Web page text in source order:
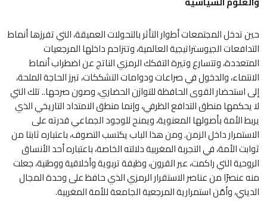
حين تدخل المجتمعات أطوار التأثر بالتحولات العميقة، التي تفرزها أنماط
التدافعات الجيوستراتيجية العالمية، وتتزاحم داخلها المرجعيات
المتعددة، وتتسارع وتيرة التفكك الرمزي الناتج عن اضطراب أنماط
الانتماء، والدخول في صراعات ودوامات التشككات، تبرز الحاجة الملحة،
إلى استحضار القوى الحافظة للتوازن الحضاري، وصون صرحها.. تلك التي
لا يحكمها منطق التدافع الظرفي، وإنما منطق الامتداد التاريخي الذي
يربط الأمة بأصولها المعنوية، ويمنح للوجود الجماعي قدرته على
الاستمرار داخل الزمن. ومن هذا الباب يكتسب التصوف، باعتباره ثابتا من
ثوابت الأمة، في التجربة المغربية دلالته الخاصة، باعتباره أحد الأنساق
الروحية التي راكمت، عبر القرون، وظيفة تربوية وأخلاقية ووطنية، جعلت
منه عنصرًا من عناصر الاستقرار الرمزي الذي حافظ على وحدة المجال
الديني، وأمّن استمرارية المرجعية الجامعة للأمة المغربية.